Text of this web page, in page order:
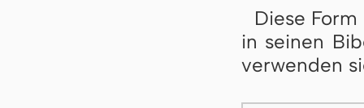
Diese
in seinen
verwenden